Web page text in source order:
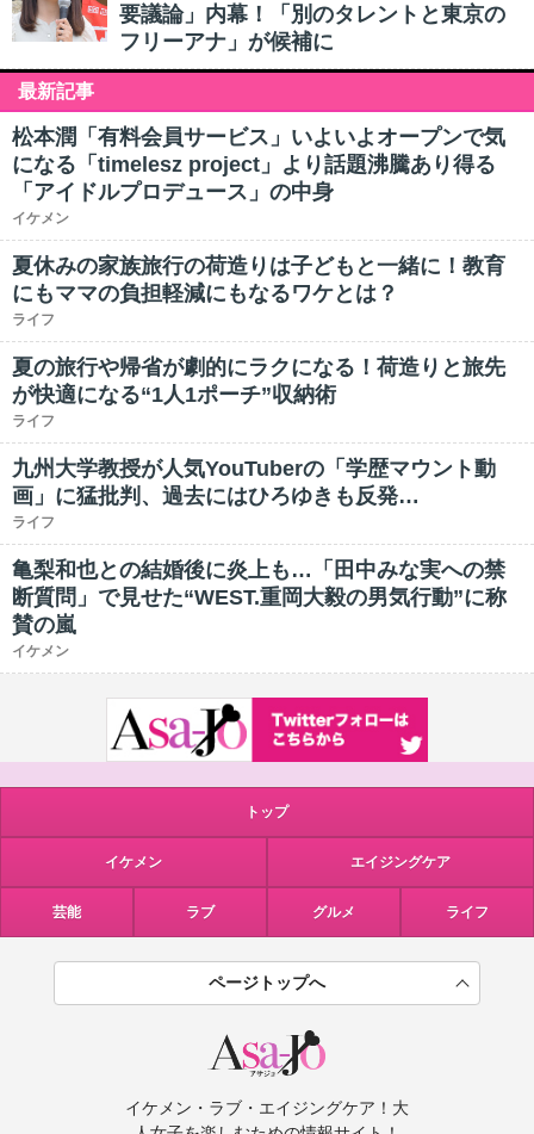
要議論」内幕！「別のタレントと東京の
フリーアナ」が候補に
最新記事
松本潤「有料会員サービス」いよいよオープンで気
になる「timelesz project」より話題沸騰あり得る
「アイドルプロデュース」の中身
イケメン
夏休みの家族旅行の荷造りは子どもと一緒に！教育
にもママの負担軽減にもなるワケとは？
ライフ
夏の旅行や帰省が劇的にラクになる！荷造りと旅先
が快適になる“1人1ポーチ”収納術
ライフ
九州大学教授が人気YouTuberの「学歴マウント動
画」に猛批判、過去にはひろゆきも反発…
ライフ
亀梨和也との結婚後に炎上も…「田中みな実への禁
断質問」で見せた“WEST.重岡大毅の男気行動”に称
賛の嵐
イケメン
トップ
イケメン エイジングケア
芸能 ラブ グルメ ライフ
ページトップへ
イケメン・ラブ・エイジングケア！大